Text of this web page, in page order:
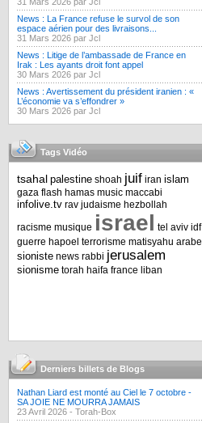
News : La France refuse le survol de son
espace aérien pour des livraisons...
31 Mars 2026 par Jcl
News : Litige de l’ambassade de France en
Irak : Les ayants droit font appel
30 Mars 2026 par Jcl
News : Avertissement du président iranien : «
L’économie va s’effondrer »
30 Mars 2026 par Jcl
Tags Vidéo
tsahal palestine shoah juif iran islam
gaza flash hamas music maccabi
infolive.tv rav judaisme hezbollah
racisme musique israel tel aviv idf
guerre hapoel terrorisme matisyahu arabe
sioniste news rabbi jerusalem
sionisme torah haifa france liban
Derniers billets de Blogs
Nathan Liard est monté au Ciel le 7 octobre -
SA JOIE NE MOURRA JAMAIS
23 Avril 2026 - Torah-Box